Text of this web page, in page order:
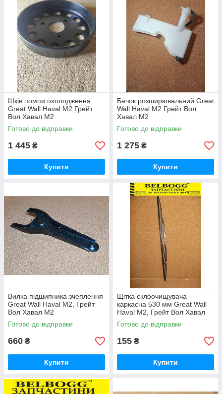
Шків помпи охолодження
Great Wall Haval M2 Грейт
Вол Хавал М2
Готово до відправки
1 445 ₴
Купити
Бачок розширювальний Great
Wall Haval M2 Грейт Вол
Хавал М2
Готово до відправки
1 275 ₴
Купити
Вилка підшипника зчеплення
Great Wall Haval M2, Грейт
Вол Хавал М2
Готово до відправки
660 ₴
Купити
Щітка склоочищувача
каркасна 530 мм Great Wall
Haval M2, Грейт Вол Хавал
М2
Готово до відправки
155 ₴
Купити